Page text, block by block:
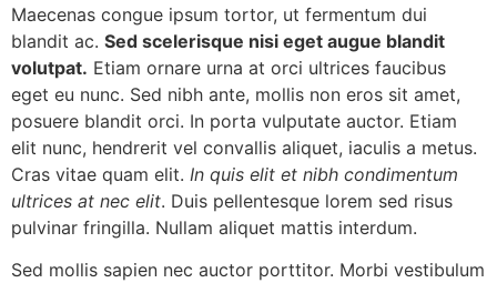
Maecenas congue ipsum tortor, ut fermentum dui
blandit ac. Sed scelerisque nisi eget augue blandit
volutpat. Etiam ornare urna at orci ultrices faucibus
eget eu nunc. Sed nibh ante, mollis non eros sit amet,
posuere blandit orci. In porta vulputate auctor. Etiam
elit nunc, hendrerit vel convallis aliquet, iaculis a metus.
Cras vitae quam elit. In quis elit et nibh condimentum
ultrices at nec elit. Duis pellentesque lorem sed risus
pulvinar fringilla. Nullam aliquet mattis interdum.
Sed mollis sapien nec auctor porttitor. Morbi vestibulum